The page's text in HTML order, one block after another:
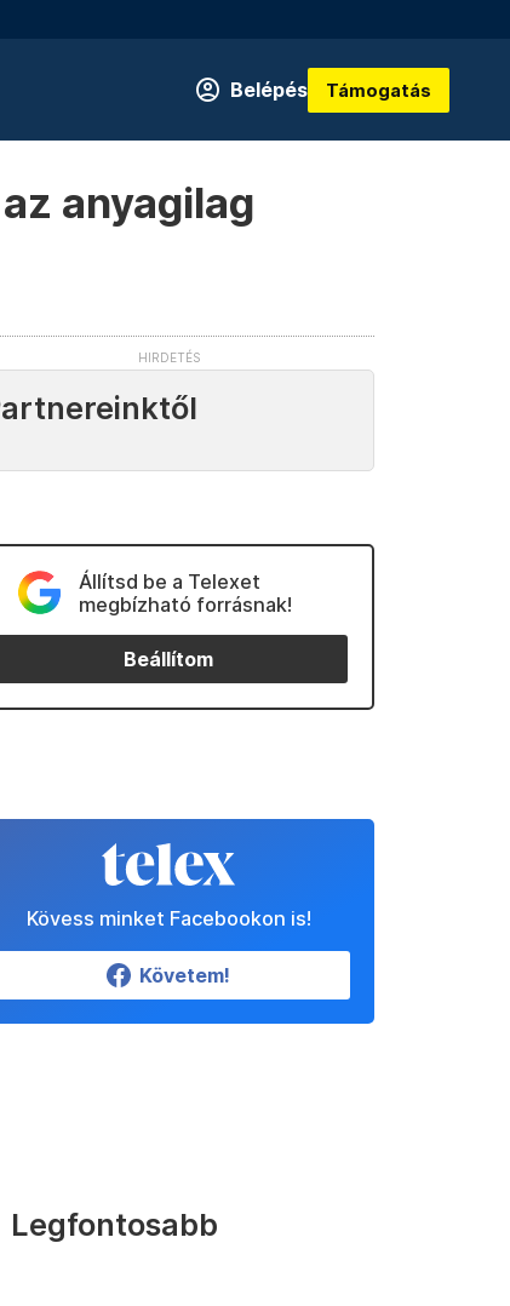
Belépés Támogatás
anyagilag
Állítsd be a Telexet
megbízható forrásnak!
Beállítom
Kövess minket Facebookon is!
Követem!
Legfontosabb